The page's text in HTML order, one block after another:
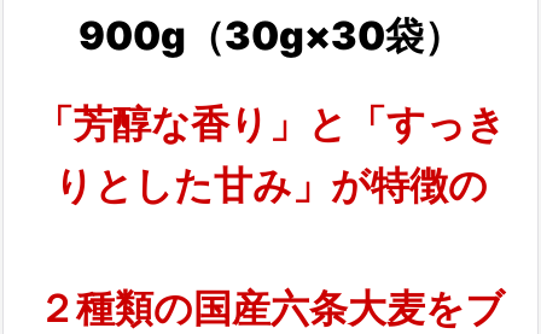
900g（30g×30袋）
「芳醇な香り」と「すっき
りとした甘み」が特徴の
２種類の国産六条大麦をブ